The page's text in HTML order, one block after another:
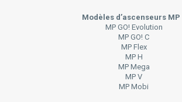
Modèles d’ascenseurs MP
MP GO! Evolution
MP GO! C
MP Flex
MP H
MP Mega
MP V
MP Mobi